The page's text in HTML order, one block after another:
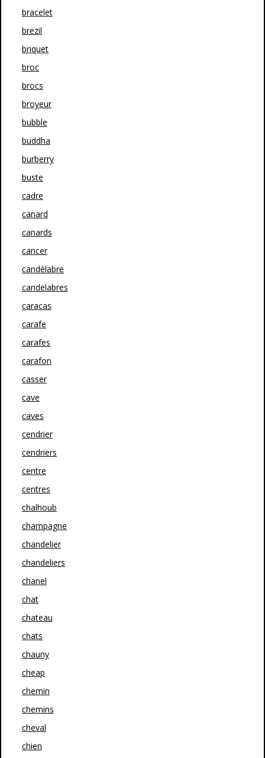
bracelet
brezil
briquet
broc
brocs
broyeur
bubble
buddha
burberry
buste
cadre
canard
canards
cancer
candélabre
candelabres
caracas
carafe
carafes
carafon
casser
cave
caves
cendrier
cendriers
centre
centres
chalhoub
champagne
chandelier
chandeliers
chanel
chat
chateau
chats
chauny
cheap
chemin
chemins
cheval
chien